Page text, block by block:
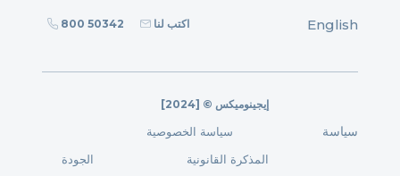
800 50342 اكتب لنا English
[2024] © إيجينوميكس
سياسة الخصوصية
سياسة
الجودة
المذكرة القانونية